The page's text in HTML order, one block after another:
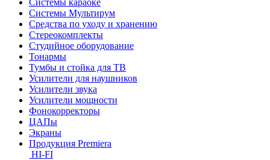
Системы караоке
Системы Мультирум
Средства по уходу и хранению
Стереокомплекты
Студийное оборудование
Тонармы
Тумбы и стойка для ТВ
Усилители для наушников
Усилители звука
Усилители мощности
Фонокорректоры
ЦАПы
Экраны
Продукция Premiera
HI-FI